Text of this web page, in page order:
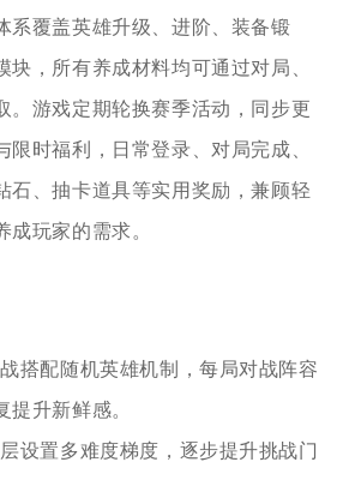
系覆盖英雄升级、进阶、装备锻
块，所有养成材料均可通过对局、
。游戏定期轮换赛季活动，同步更
限时福利，日常登录、对局完成、
石、抽卡道具等实用奖励，兼顾轻
成玩家的需求。
搭配随机英雄机制，每局对战阵容
提升新鲜感。
设置多难度梯度，逐步提升挑战门